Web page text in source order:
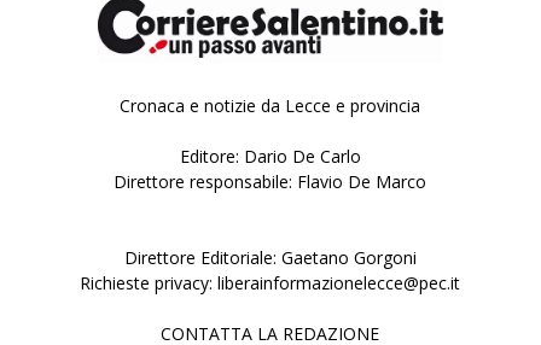
Cronaca e notizie da Lecce e provincia
Editore: Dario De Carlo
Direttore responsabile: Flavio De Marco
Direttore Editoriale: Gaetano Gorgoni
Richieste privacy: liberainformazionelecce@pec.it
CONTATTA LA REDAZIONE